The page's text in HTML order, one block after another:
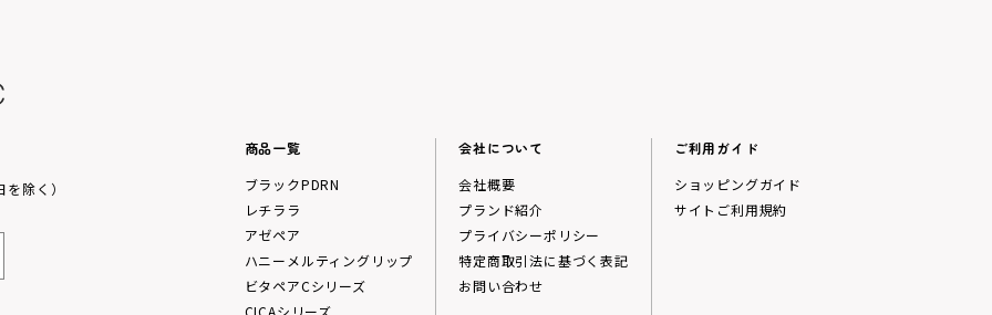
除く）
商品一覧
ブラックPDRN
レチララ
アゼペア
ハニーメルティングリップ
ビタペアCシリーズ
CICAシリーズ
会社について
会社概要
プランド紹介
プライバシーポリシー
特定商取引法に基づく表記
お問い合わせ
ご利用ガイド
ショッピングガイド
サイトご利用規約